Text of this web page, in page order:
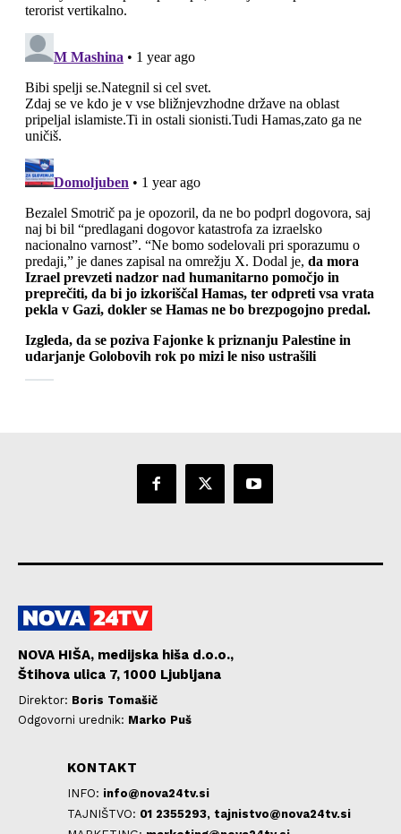
NOVA HIŠA, medijska hiša d.o.o.,
Štihova ulica 7, 1000 Ljubljana
Direktor: Boris Tomašič
Odgovorni urednik: Marko Puš
KONTAKT
INFO: info@nova24tv.si
TAJNIŠTVO: 01 2355293, tajnistvo@nova24tv.si